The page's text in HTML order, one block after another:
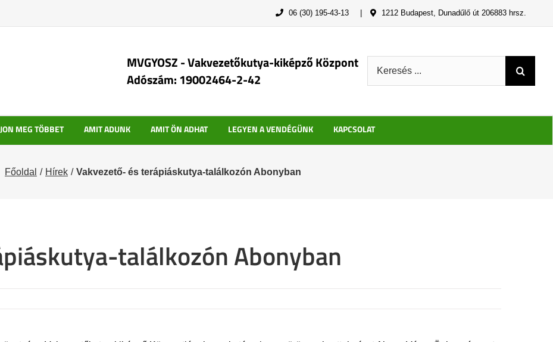
06 (30) 195-43-13 1212 Budapest, Dunadűlő út 206883 hrsz.
MVGYOSZ - Vakvezetőkutya-kiképző Központ
Adószám: 19002464-2-42
MEG TÖBBET AMIT ADUNK AMIT ÖN ADHAT LEGYEN A VENDÉGÜNK KAPCSOLAT
Főoldal Hírek Vakvezető- és terápiáskutya-találkozón Abonyban
találkozón Abonyban